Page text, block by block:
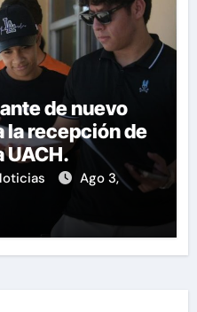
de nuevo
la recepción de
UACH.
Ago 3,